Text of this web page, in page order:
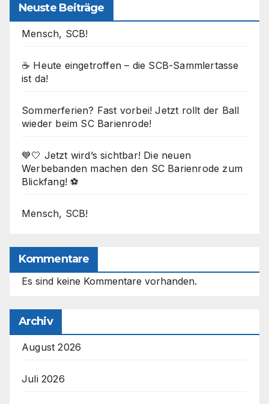
Neuste Beiträge
Mensch, SCB!
☕ Heute eingetroffen – die SCB-Sammlertasse
ist da!
Sommerferien? Fast vorbei! Jetzt rollt der Ball
wieder beim SC Barienrode!
💙🤍 Jetzt wird’s sichtbar! Die neuen
Werbebanden machen den SC Barienrode zum
Blickfang! ⚽
Mensch, SCB!
Kommentare
Es sind keine Kommentare vorhanden.
Archiv
August 2026
Juli 2026